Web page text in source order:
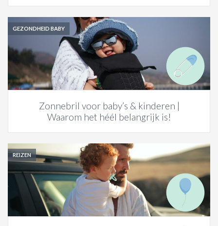
GEZONDHEID BABY
Zonnebril voor baby’s & kinderen |
Waarom het héél belangrijk is!
REIZEN